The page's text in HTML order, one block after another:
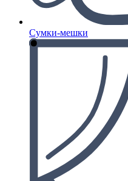
Сумки-мешки